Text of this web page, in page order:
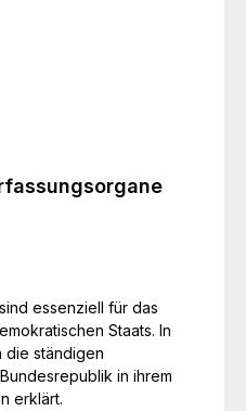
essenziell für das
Staats. In
die ständigen
in ihrem
erklärt.